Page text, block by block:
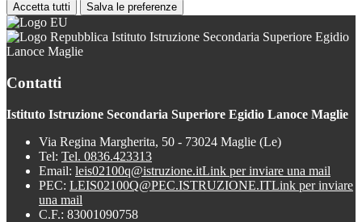
Accetta tutti Salva le preferenze
Istituto Istruzione Secondaria Superiore Egidio
Lanoce Maglie
Contatti
Istituto Istruzione Secondaria Superiore Egidio Lanoce Maglie
Via Regina Margherita, 50 - 73024 Maglie (Le)
Tel: Tel. 0836.423313
Email: leis02100q@istruzione.itLink per inviare una mail
PEC: LEIS02100Q@PEC.ISTRUZIONE.ITLink per inviare
una mail
C.F.: 83001090758